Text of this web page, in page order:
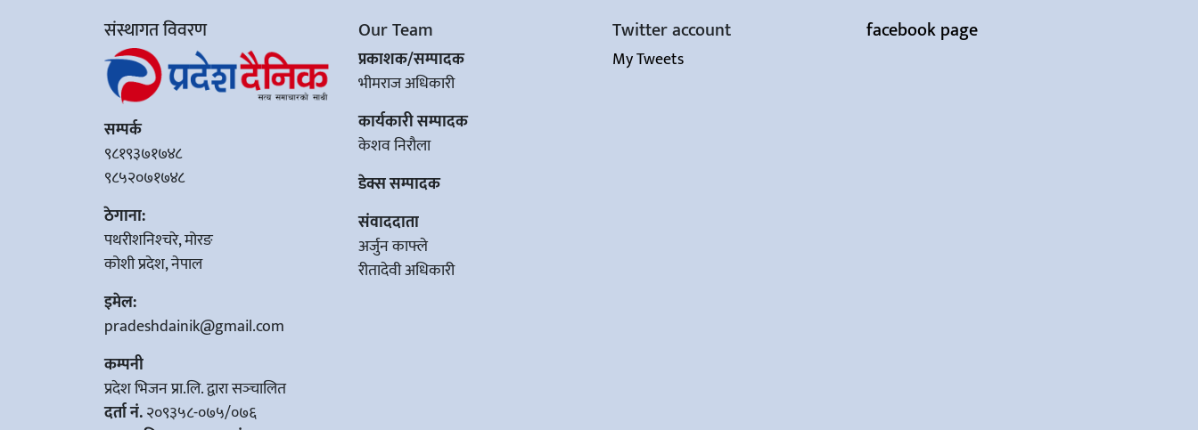
संस्थागत विवरण
सम्पर्क
९८१९३७१७४८
९८५२०७१७४८
ठेगाना:
पथरीशनिश्‍चरे, मोरङ
कोशी प्रदेश, नेपाल
इमेल:
pradeshdainik@gmail.com
कम्पनी
प्रदेश भिजन प्रा.लि. द्वारा सञ्‍चालित
दर्ता नं.२०९३५८-०७५/०७६
Our Team
प्रकाशक/सम्पादक
भीमराज अधिकारी
कार्यकारी सम्पादक
केशव निरौला
डेक्स सम्पादक
संवाददाता
अर्जुन काफ्ले
रीतादेवी अधिकारी
Twitter account
My Tweets
facebook page